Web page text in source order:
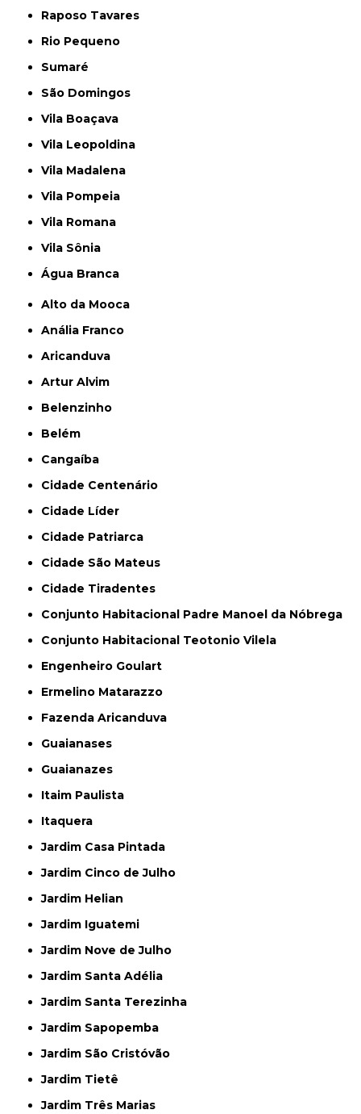
Raposo Tavares
Rio Pequeno
Sumaré
São Domingos
Vila Boaçava
Vila Leopoldina
Vila Madalena
Vila Pompeia
Vila Romana
Vila Sônia
Água Branca
Alto da Mooca
Anália Franco
Aricanduva
Artur Alvim
Belenzinho
Belém
Cangaíba
Cidade Centenário
Cidade Líder
Cidade Patriarca
Cidade São Mateus
Cidade Tiradentes
Conjunto Habitacional Padre Manoel da Nóbrega
Conjunto Habitacional Teotonio Vilela
Engenheiro Goulart
Ermelino Matarazzo
Fazenda Aricanduva
Guaianases
Guaianazes
Itaim Paulista
Itaquera
Jardim Casa Pintada
Jardim Cinco de Julho
Jardim Helian
Jardim Iguatemi
Jardim Nove de Julho
Jardim Santa Adélia
Jardim Santa Terezinha
Jardim Sapopemba
Jardim São Cristóvão
Jardim Tietê
Jardim Três Marias